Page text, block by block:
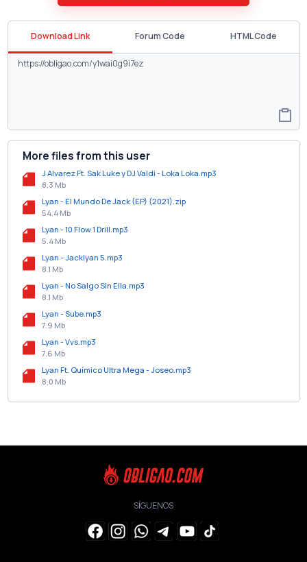
Download Link Forum Code HTML Code
More files from this user
J Alvarez Ft. Sak Luke y DJ Valdi - Loka Loka.mp3
8.3 Mb
Lyan - El Mundo De Jack (EP) (2021).zip
54.4 Mb
Lyan - 10 Flow 1 Drill.mp3
5.4 Mb
Lyan - Jacklyan 5.mp3
8.1 Mb
Lyan - No Salgo Sin Ella.mp3
8.1 Mb
Lyan - Sube.mp3
7.9 Mb
Lyan - Vvs.mp3
7.6 Mb
Lyan Ft. Químico Ultra Mega - Joseo.mp3
8.0 Mb
SÍGUENOS